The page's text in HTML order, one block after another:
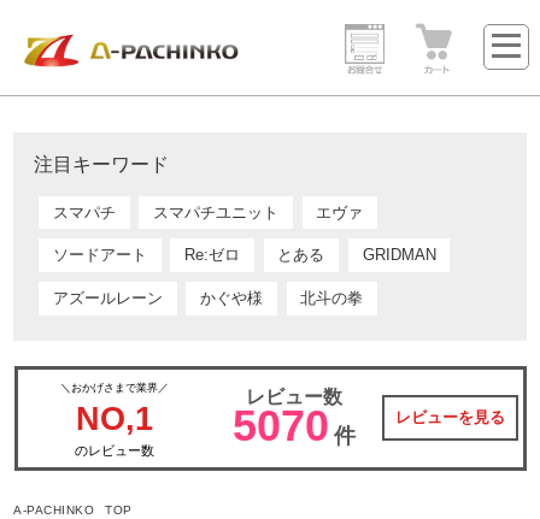
注目キーワード
スマパチ スマパチユニット エヴァ
ソードアート Re:ゼロ とある GRIDMAN
アズールレーン かぐや様 北斗の拳
＼おかげさまで業界／
NO,1
のレビュー数
レビュー数
5070 件
レビューを見る
A-PACHINKO TOP